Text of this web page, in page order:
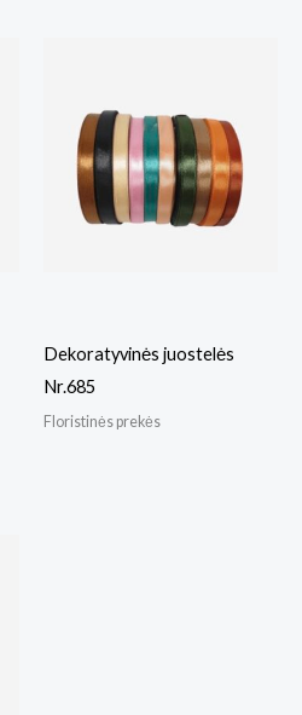
Dekoratyvinės juostelės
Nr.685
Floristinės prekės